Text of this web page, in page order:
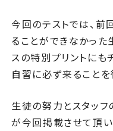
今回のテストでは、
ることができなかった
スの特別プリントにも
自習に必ず来ることを
生徒の努力とスタッ
が今回掲載させて頂